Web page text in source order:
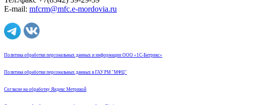
E-mail: mfcrm@mfc.e-mordovia.ru
Политика обработки персональных данных и информации ООО «1С-Битрикс»
Политика обработки персональных данных в ГАУ РМ "МФЦ"
Согласие на обработку Яндекс Метрикой